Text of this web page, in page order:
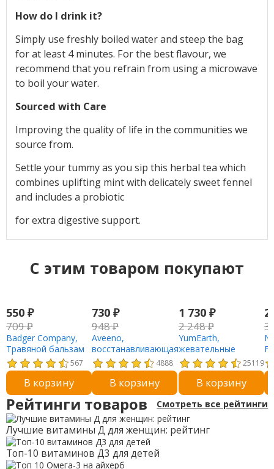
How do I drink it?
Simply use freshly boiled water and steep the bag
for at least 4 minutes. For the best flavour, we
recommend that you refrain from using a microwave
to boil your water.
Sourced with Care
Improving the quality of life in the communities we
source from.
Settle your tummy as you sip this herbal tea which
combines uplifting mint with delicately sweet fennel
and includes a probiotic
for extra digestive support.
C этим товаром покупают
550 ₽
709₽
Badger Company,
Травяной бальзам
для губ с чайным
деревом и
лимоном, 0.14 унций
(4.2 г)
567
В корзину
730 ₽
948₽
Aveeno,
восстанавливающая
маска для ног с готу
колой, 2
одноразовых
носочка
4888
В корзину
1 730 ₽
2 248₽
YumEarth,
жевательные
мишки, ассорти, 10
порционных
упаковок по 19,8 г
(0,7 унции)
25119
В корзину
2
3
Рейтинги товаров Смотреть все рейтинги
Лучшие витамины Д для женщин: рейтинг
Топ-10 витаминов Д3 для детей